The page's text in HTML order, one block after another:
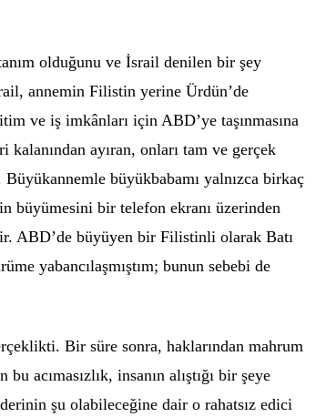
olduğunu ve İsrail denilen bir şey
annemin Filistin yerine Ürdün’de
ve iş imkânları için ABD’ye taşınmasına
ayıran, onları tam ve gerçek
büyükbabamı yalnızca birkaç
büyümesini bir telefon ekranı üzerinden
ABD’de büyüyen bir Filistinli olarak Batı
yabancılaşmıştım; bunun sebebi de
Bir süre sonra, haklarından mahrum
acımasızlık, insanın alıştığı bir şeye
şu olabileceğine dair o rahatsız edici